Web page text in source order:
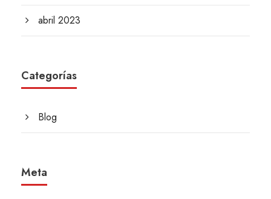
abril 2023
Categorías
Blog
Meta